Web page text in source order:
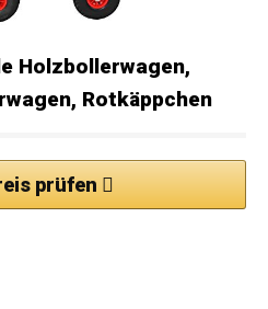
Holzbollerwagen,
Rotkäppchen
prüfen